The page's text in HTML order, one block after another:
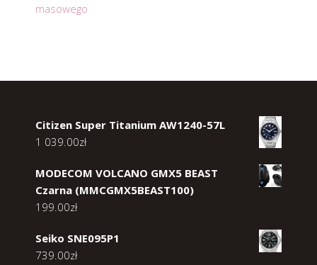
masowego
Citizen Super Titanium AW1240-57L
1 039.00zł
MODECOM VOLCANO GMX5 BEAST
Czarna (MMCGMX5BEAST100)
199.00zł
Seiko SNE095P1
739.00zł